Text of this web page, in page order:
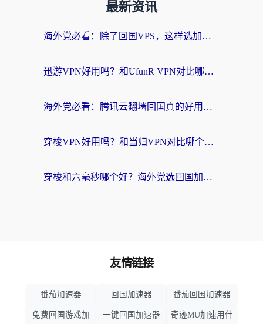
最新资讯
海外党必看：除了回国VPS，这样选加速器也能无缝刷国内资源？
迅游VPN好用吗？和UfunR VPN对比哪个回国效果更好？海外党亲测避坑指南
海外党必看：腾讯云翻墙回国真的好用吗？+ 3步选对回国加速器指南
穿梭VPN好用吗？和当归VPN对比哪个回国效果更好？海外党亲测实用指南
穿梭和六毫秒哪个好？海外党选回国加速器的避坑指南，附番茄加速器实测
友情链接
番茄加速器 回国加速器 番茄回国加速器
免费回国游戏加 一键回国加速器 奇迹MU加速用什